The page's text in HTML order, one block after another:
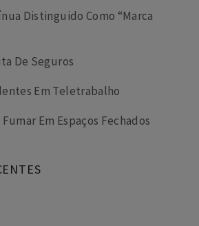
Distinguido Como “Marca
De Seguros
Em Teletrabalho
Em Espaços Fechados